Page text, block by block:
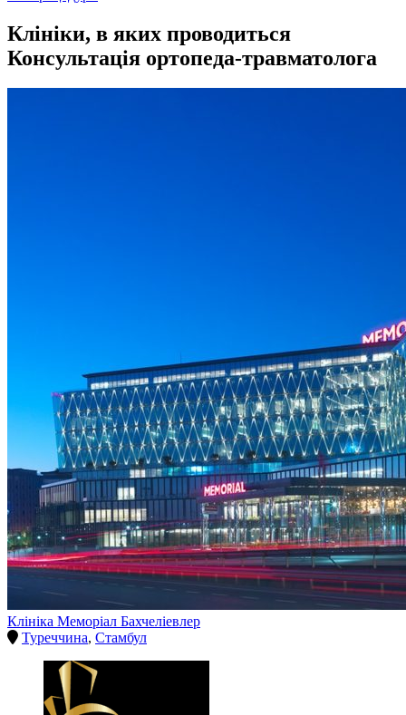
Клініки, в яких проводиться
Консультація ортопеда-травматолога
Клініка Меморіал Бахчеліевлер
Туреччина, Стамбул